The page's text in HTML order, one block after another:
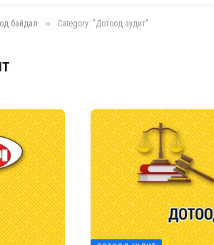
байдал » Category: "Дотоод аудит"